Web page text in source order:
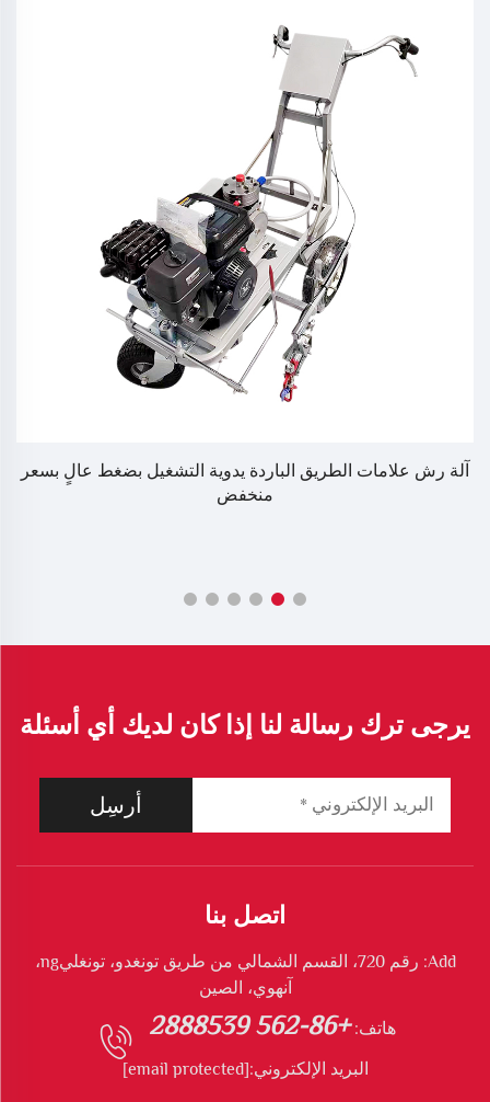
آلة رش علامات الطريق الباردة يدوية التشغيل بضغط عالٍ بسعر
منخفض
يرجى ترك رسالة لنا إذا كان لديك أي أسئلة
أرسِل
اتصل بنا
Add: رقم 720، القسم الشمالي من طريق تونغدو، تونغليng،
آنهوي، الصين
هاتف: +86-562 2888539
البريد الإلكتروني:[email protected]